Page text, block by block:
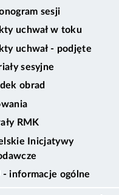
sesji
uchwał w toku
uchwał - podjęte
sesyjne
obrad
RMK
Inicjatywy
- informacje ogólne